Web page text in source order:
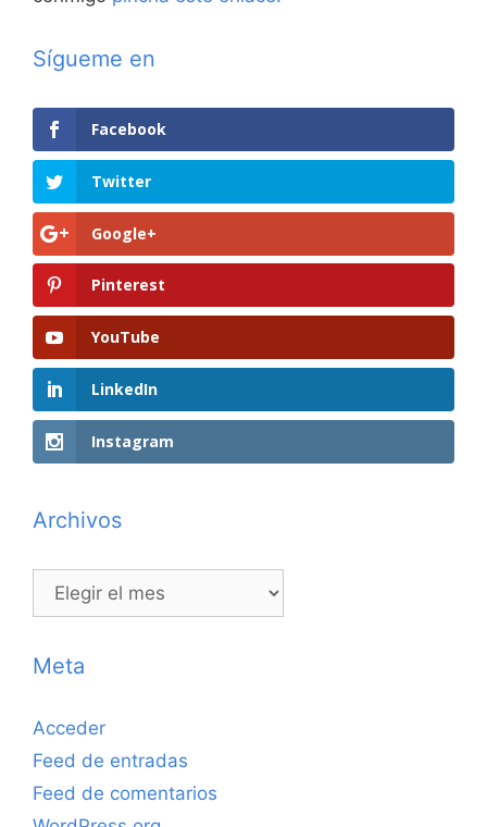
Sígueme en
Facebook
Twitter
Google+
Pinterest
YouTube
LinkedIn
Instagram
Archivos
Archivos
Meta
Acceder
Feed de entradas
Feed de comentarios